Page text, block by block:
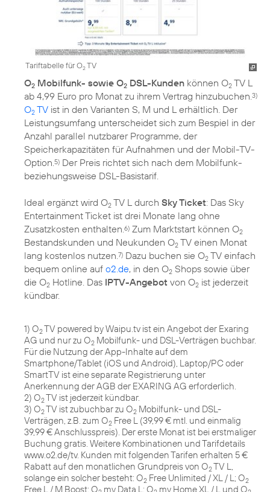
Tariftabelle für O2TV
O2 Mobilfunk- sowie O2 DSL-Kunden können O2 TV L
ab 4,99 Euro pro Monat zu ihrem Vertrag hinzubuchen. 3)
O2 TV ist in den Varianten S, M und L erhältlich. Der
Leistungsumfang unterscheidet sich zum Bespiel in der
Anzahl parallel nutzbarer Programme, der
Speicherkapazitäten für Aufnahmen und der Mobil-TV-
Option. 5) Der Preis richtet sich nach dem Mobilfunk-
beziehungsweise DSL-Basistarif.
Ideal ergänzt wird O2 TV L durch Sky Ticket: Das Sky
Entertainment Ticket ist drei Monate lang ohne
Zusatzkosten enthalten. 6) Zum Marktstart können O2
Bestandskunden und Neukunden O2 TV einen Monat
lang kostenlos nutzen. 7) Dazu buchen sie O2 TV einfach
bequem online auf o2.de, in den O2 Shops sowie über
die O2 Hotline. Das IPTV-Angebot von O2 ist jederzeit
kündbar.
1) O2TV powered by Waipu.tv ist ein Angebot der Exaring
AG und nur zu O2 Mobilfunk- und DSL-Verträgen buchbar.
Für die Nutzung der App-Inhalte auf dem
Smartphone/Tablet (iOS und Android), Laptop/PC oder
SmartTV ist eine separate Registrierung unter
Anerkennung der AGB der EXARING AG erforderlich.
2) O2TV ist jederzeit kündbar.
3) O2TV ist zubuchbar zu O2 Mobilfunk- und DSL-
Verträgen, z.B. zum O2 Free L (39,99 € mtl. und einmalig
39,99 € Anschlusspreis). Der erste Monat ist bei erstmaliger
Buchung gratis. Weitere Kombinationen und Tarifdetails
www.o2.de/tv. Kunden mit folgenden Tarifen erhalten 5 €
Rabatt auf den monatlichen Grundpreis von O2TV L,
solange ein solcher besteht: O2 Free Unlimited / XL / L; O2
Free L / M Boost; O my Data L; O my Home XL / L und O